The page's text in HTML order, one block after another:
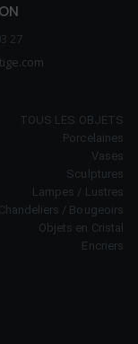
27
TOUS LES OBJETS
Porcelaines
Vases
Sculptures
Lampes / Lustres
Chandeliers / Bougeoirs
Objets en Cristal
Encriers